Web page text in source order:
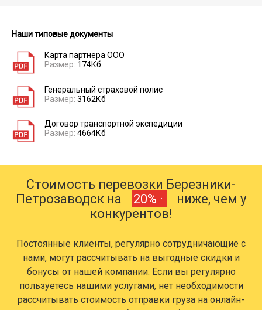
Наши типовые документы
Карта партнера ООО
Размер: 174Кб
Генеральный страховой полис
Размер: 3162Кб
Договор транспортной экспедиции
Размер: 4664Кб
Стоимость перевозки Березники-
Петрозаводск на
20% ·
ниже, чем у
конкурентов!
Постоянные клиенты, регулярно сотрудничающие с
нами, могут рассчитывать на выгодные скидки и
бонусы от нашей компании. Если вы регулярно
пользуетесь нашими услугами, нет необходимости
рассчитывать стоимость отправки груза на онлайн-